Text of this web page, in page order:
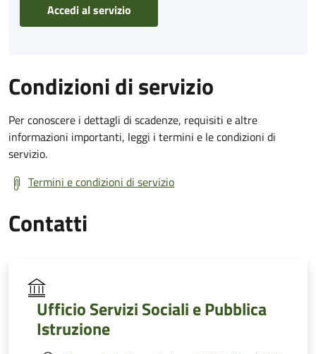
Accedi al servizio
Condizioni di servizio
Per conoscere i dettagli di scadenze, requisiti e altre
informazioni importanti, leggi i termini e le condizioni di
servizio.
Termini e condizioni di servizio
Contatti
Ufficio Servizi Sociali e Pubblica
Istruzione